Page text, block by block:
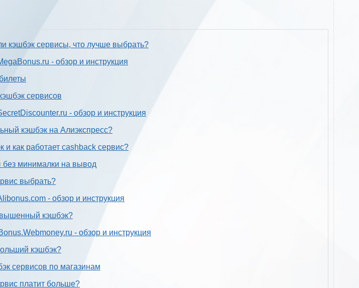
кэшбэк сервисы, что лучше выбрать?
- обзор и инструкция
сервисов
- обзор и инструкция
кэшбэк на Алиэкспресс?
и как работает cashback сервис?
без минималки на вывод
выбрать?
- обзор и инструкция
кэшбэк?
- обзор и инструкция
кэшбэк?
сервисов по магазинам
платит больше?